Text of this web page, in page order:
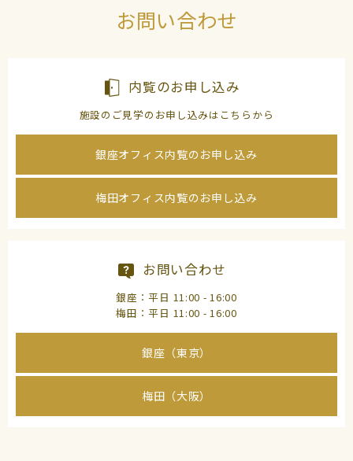
お問い合わせ
内覧のお申し込み
施設のご見学のお申し込みはこちらから
銀座オフィス内覧のお申し込み
梅田オフィス内覧のお申し込み
お問い合わせ
銀座：平日 11:00 - 16:00
梅田：平日 11:00 - 16:00
銀座（東京）
梅田（大阪）